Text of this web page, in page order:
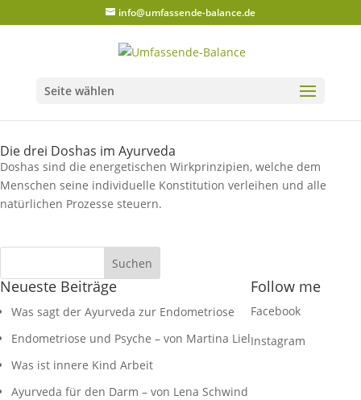
info@umfassende-balance.de
Seite wählen
Die drei Doshas im Ayurveda
Doshas sind die energetischen Wirkprinzipien, welche dem
Menschen seine individuelle Konstitution verleihen und alle
natürlichen Prozesse steuern.
Neueste Beiträge
Was sagt der Ayurveda zur Endometriose
Endometriose und Psyche – von Martina Liel
Was ist innere Kind Arbeit
Ayurveda für den Darm – von Lena Schwind
Follow me
Facebook
Instagram